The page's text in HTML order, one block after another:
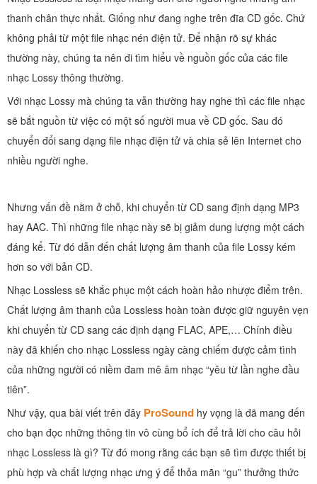
thanh chân thực nhất. Giống như đang nghe trên đĩa CD gốc. Chứ
không phải từ một file nhạc nén điện tử. Để nhận rõ sự khác
thường này, chúng ta nên đi tìm hiểu về nguồn gốc của các file
nhạc Lossy thông thường.
Với nhạc Lossy mà chúng ta vẫn thường hay nghe thì các file nhạc
sẽ bắt nguồn từ việc có một số người mua về CD gốc. Sau đó
chuyển đổi sang dạng file nhạc điện tử và chia sẻ lên Internet cho
nhiều người nghe.
Nhưng vấn đề nằm ở chỗ, khi chuyển từ CD sang định dạng MP3
hay AAC. Thì những file nhạc này sẽ bị giảm dung lượng một cách
đáng kể. Từ đó dẫn đến chất lượng âm thanh của file Lossy kém
hơn so với bản CD.
Nhạc Lossless sẽ khắc phục một cách hoàn hảo nhược điểm trên.
Chất lượng âm thanh của Lossless hoàn toàn được giữ nguyên vẹn
khi chuyển từ CD sang các định dạng FLAC, APE,… Chính điều
này đã khiến cho nhạc Lossless ngày càng chiếm được cảm tình
của những người có niềm đam mê âm nhạc “yêu từ lần nghe đầu
tiên”.
Như vậy, qua bài viết trên đây ProSound hy vọng là đã mang đến
cho bạn đọc những thông tin vô cùng bổ ích để trả lời cho câu hỏi
nhạc Lossless là gì? Từ đó mong rằng các bạn sẽ tìm được thiết bị
phù hợp và chất lượng nhạc ưng ý để thỏa mãn “gu” thưởng thức